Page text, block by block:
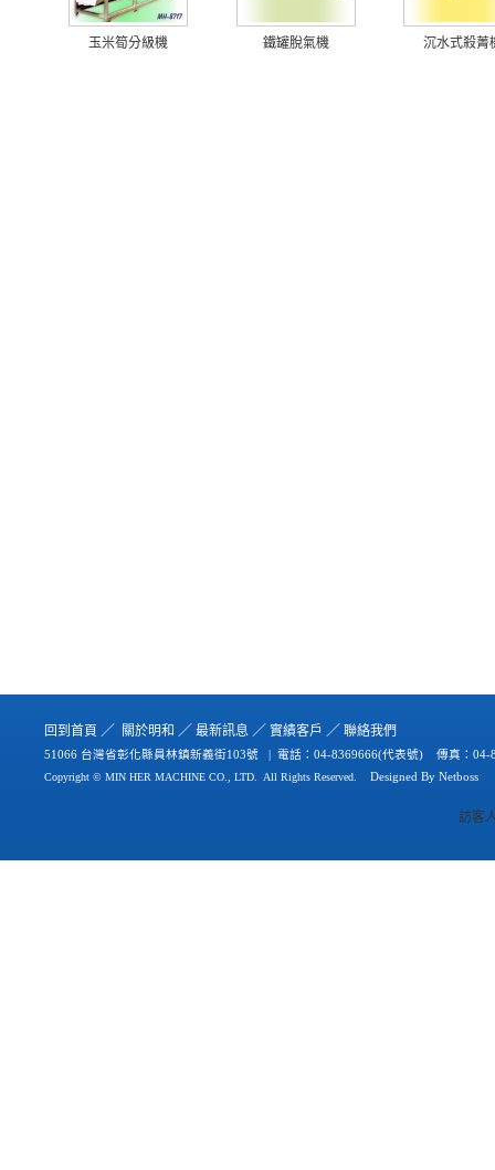
玉米筍分級機 鐵罐脫氣機 沉水式殺菁
回到首頁 ／ 關於明和 ／ 最新訊息 ／ 實績客戶 ／ 聯絡我們
51066 台灣省彰化縣員林鎮新義街103號 | 電話： 04-8369666(代表號) 傳真：04-
Copyright © MIN HER MACHINE CO., LTD.
All Rights Reserved. Designed By Netboss
訪客